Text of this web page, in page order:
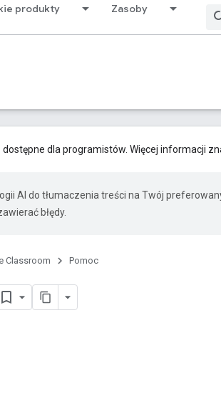
produkty Zasoby
dostępne dla programistów. Więcej informacji
AI do tłumaczenia treści na Twój
błędy.
Classroom Pomoc